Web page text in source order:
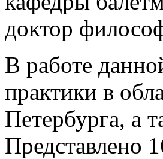
доктор
В работе
практики в
Петербурга, а
Представлено